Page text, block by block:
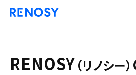
RENOSY （リノシー）